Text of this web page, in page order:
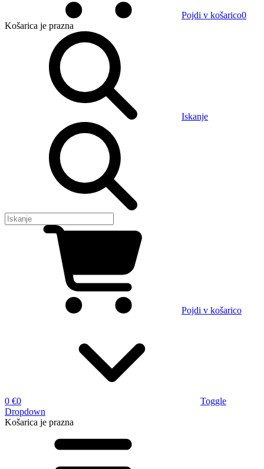
Pojdi v košarico0
Košarica je prazna
Iskanje
Pojdi v košarico
0 €0
Toggle
Dropdown
Košarica je prazna